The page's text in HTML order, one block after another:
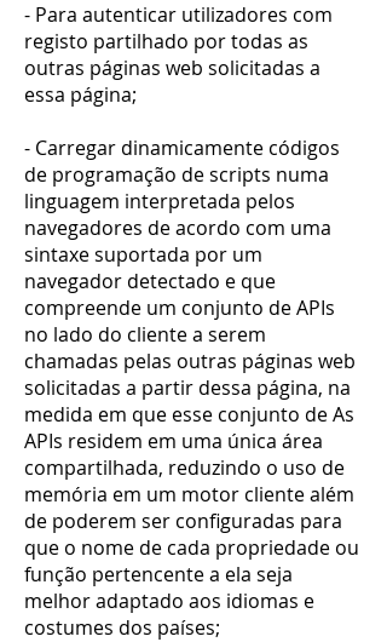
- Para autenticar utilizadores com
registo partilhado por todas as
outras páginas web solicitadas a
essa página;
- Carregar dinamicamente códigos
de programação de scripts numa
linguagem interpretada pelos
navegadores de acordo com uma
sintaxe suportada por um
navegador detectado e que
compreende um conjunto de APIs
no lado do cliente a serem
chamadas pelas outras páginas web
solicitadas a partir dessa página, na
medida em que esse conjunto de As
APIs residem em uma única área
compartilhada, reduzindo o uso de
memória em um motor cliente além
de poderem ser configuradas para
que o nome de cada propriedade ou
função pertencente a ela seja
melhor adaptado aos idiomas e
costumes dos países;